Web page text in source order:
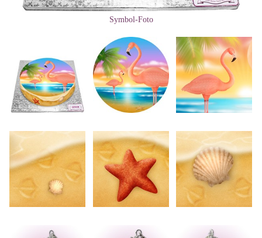
Symbol-Foto